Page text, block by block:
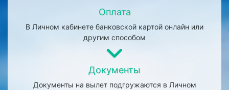
Оплата
В Личном кабинете банковской картой онлайн или
другим способом
Документы
Документы на вылет подгружаются в Личном